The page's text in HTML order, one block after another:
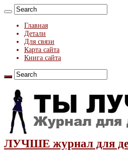
Главная
Детали
Для связи
Карта сайта
Книга сайта
ЛУЧШЕ журнал для